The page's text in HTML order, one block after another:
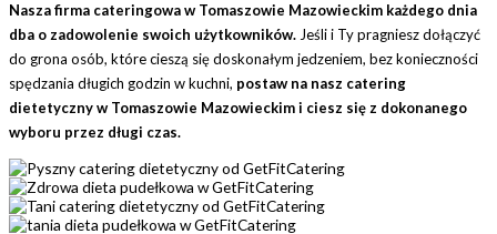
Nasza firma cateringowa w Tomaszowie Mazowieckim każdego dnia
dba o zadowolenie swoich użytkowników. Jeśli i Ty pragniesz dołączyć
do grona osób, które cieszą się doskonałym jedzeniem, bez konieczności
spędzania długich godzin w kuchni, postaw na nasz catering
dietetyczny w Tomaszowie Mazowieckim i ciesz się z dokonanego
wyboru przez długi czas.